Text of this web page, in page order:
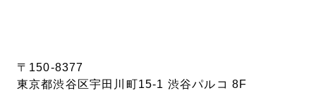
〒150-8377
東京都渋谷区宇田川町15-1 渋谷パルコ 8F